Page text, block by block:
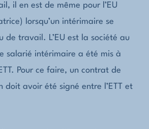
il en est de même pour l’EU
lorsqu’un intérimaire se
de travail. L’EU est la société au
salarié intérimaire a été mis à
Pour ce faire, un contrat de
doit avoir été signé entre l’ETT et